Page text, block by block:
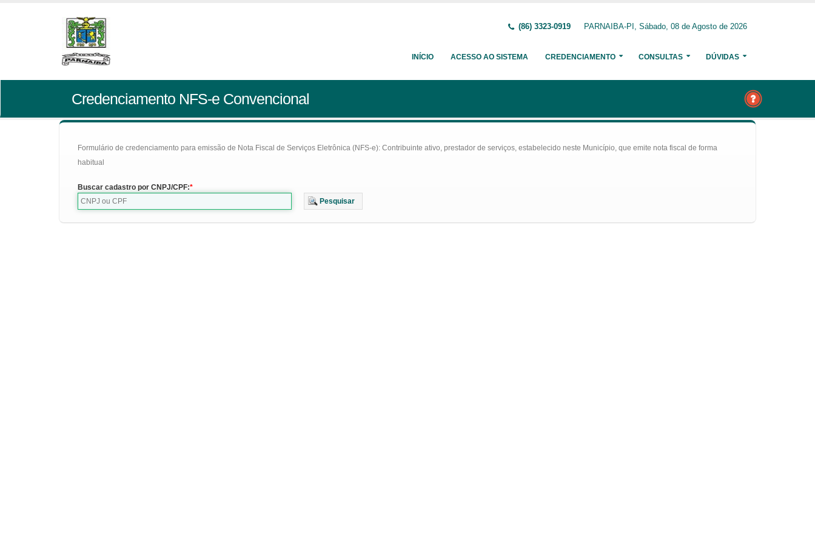
(86) 3323-0919 PARNAIBA-PI, Sábado, 08 de Agosto de 2026
INÍCIO ACESSO AO SISTEMA CREDENCIAMENTO CONSULTAS DÚVIDAS
Credenciamento NFS-e Convencional
Formulário de credenciamento para emissão de Nota Fiscal de Serviços Eletrônica (NFS-e): Contribuinte ativo, prestador de serviços, estabelecido neste Município, que emite nota fiscal de forma
habitual
Buscar cadastro por CNPJ/CPF:
Pesquisar